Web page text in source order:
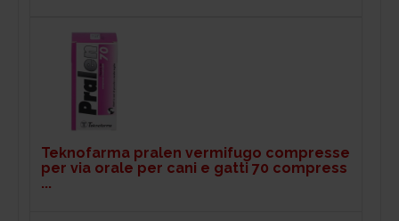
Teknofarma pralen vermifugo compresse
per via orale per cani e gatti 70 compress
...